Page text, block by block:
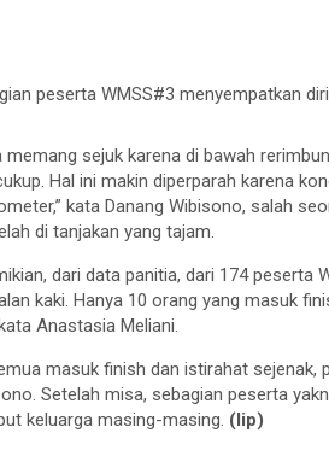
peserta WMSS#3 menyempatkan
memang sejuk karena di bawah
Hal ini makin diperparah karena
kata Danang Wibisono, salah
di tanjakan yang tajam.
dari data panitia, dari 174 peserta
kaki. Hanya 10 orang yang masuk
Anastasia Meliani.
masuk finish dan istirahat sejenak,
Setelah misa, sebagian peserta
keluarga masing-masing. (lip)